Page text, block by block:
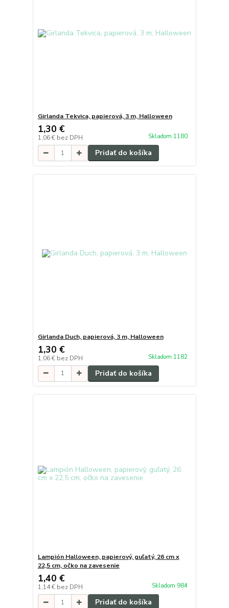
Girlanda Tekvica, papierová, 3 m, Halloween
1,30 €
1,06 € bez DPH Skladom 1180
Pridať do košíka
Girlanda Duch, papierová, 3 m, Halloween
1,30 €
1,06 € bez DPH Skladom 1182
Pridať do košíka
Lampión Halloween, papierový, guľatý, 26 cm x
22,5 cm, očko na zavesenie
1,40 €
1,14 € bez DPH Skladom 984
Pridať do košíka